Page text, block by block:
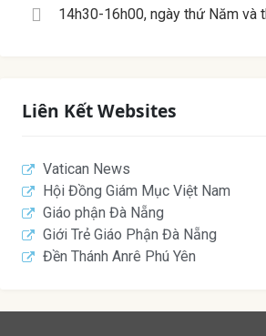
14h30-16h00, ngày thứ Năm và
Liên Kết Websites
Vatican News
Hội Đồng Giám Mục Việt Nam
Giáo phận Đà Nẵng
Giới Trẻ Giáo Phận Đà Nẵng
Đền Thánh Anrê Phú Yên